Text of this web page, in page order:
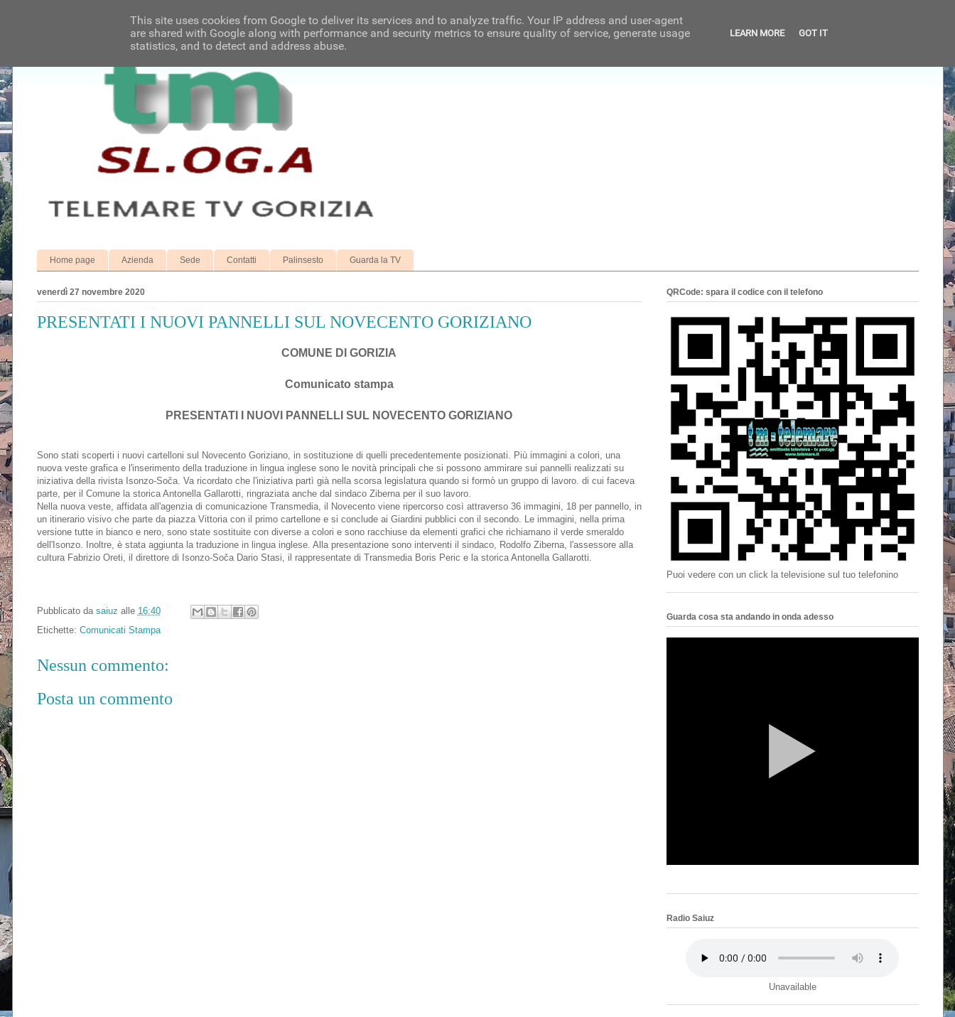
Home page Azienda Sede Contatti Palinsesto Guarda la TV
venerdì 27 novembre 2020
PRESENTATI I NUOVI PANNELLI SUL NOVECENTO GORIZIANO
COMUNE DI GORIZIA
Comunicato stampa
PRESENTATI I NUOVI PANNELLI SUL NOVECENTO GORIZIANO
Sono stati scoperti i nuovi cartelloni sul Novecento Goriziano, in sostituzione di quelli precedentemente posizionati. Più immagini a colori, una
nuova veste grafica e l'inserimento della traduzione in lingua inglese sono le novità principali che si possono ammirare sui pannelli realizzati su
iniziativa della rivista Isonzo-Soča. Va ricordato che l'iniziativa partì già nella scorsa legislatura quando si formò un gruppo di lavoro. di cui faceva
parte, per il Comune la storica Antonella Gallarotti, ringraziata anche dal sindaco Ziberna per il suo lavoro.
Nella nuova veste, affidata all'agenzia di comunicazione Transmedia, il Novecento viene ripercorso così attraverso 36 immagini, 18 per pannello, in
un itinerario visivo che parte da piazza Vittoria con il primo cartellone e si conclude ai Giardini pubblici con il secondo. Le immagini, nella prima
versione tutte in bianco e nero, sono state sostituite con diverse a colori e sono racchiuse da elementi grafici che richiamano il verde smeraldo
dell'Isonzo. Inoltre, è stata aggiunta la traduzione in lingua inglese. Alla presentazione sono interventi il sindaco, Rodolfo Ziberna, l'assessore alla
cultura Fabrizio Oreti, il direttore di Isonzo-Soča Dario Stasi, il rappresentate di Transmedia Boris Peric e la storica Antonella Gallarotti.
Pubblicato da saiuz alle 16:40
Etichette: Comunicati Stampa
Nessun commento:
Posta un commento
QRCode: spara il codice con il telefono
Puoi vedere con un click la televisione sul tuo telefonino
Guarda cosa sta andando in onda adesso
Radio Saiuz
Unavailable
This site uses cookies from Google to deliver its services and to analyze traffic. Your IP address and user-agent
are shared with Google along with performance and security metrics to ensure quality of service, generate usage
statistics, and to detect and address abuse.
LEARN MORE GOT IT